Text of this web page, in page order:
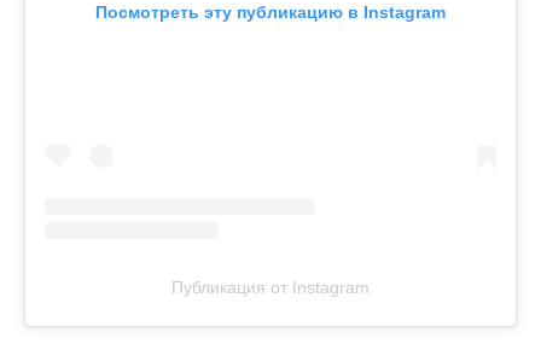
Посмотреть эту публикацию в Instagram
Публикация от Instagram